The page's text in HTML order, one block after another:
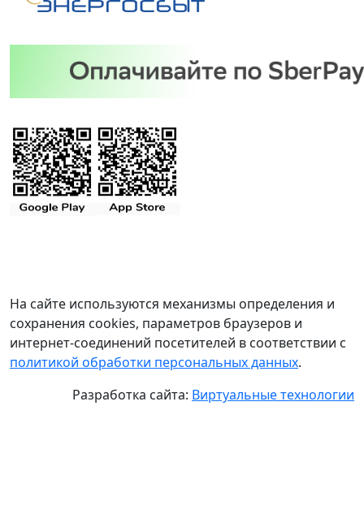
На сайте используются механизмы определения и
сохранения cookies, параметров браузеров и
интернет-соединений посетителей в соответствии с
политикой обработки персональных данных.
Разработка сайта: Виртуальные технологии